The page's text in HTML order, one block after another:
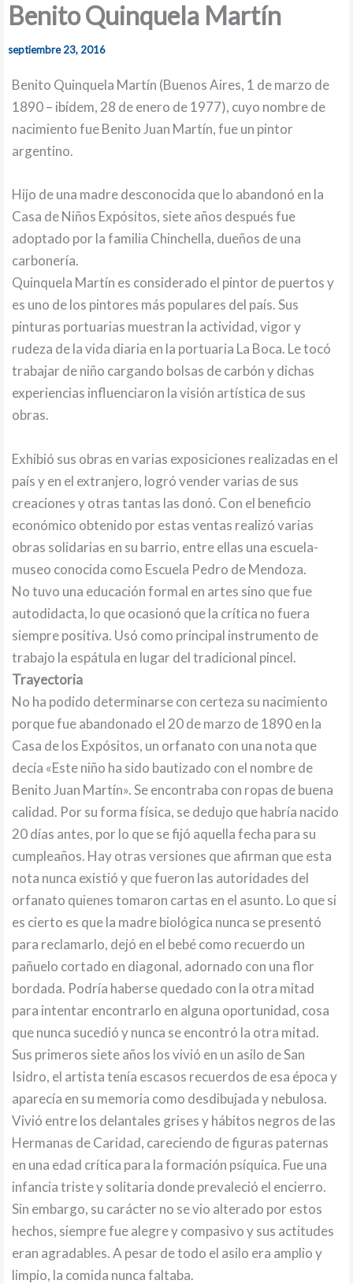
Benito Quinquela Martín
septiembre 23, 2016
Benito Quinquela Martín (Buenos Aires, 1 de marzo de
1890 – ibídem, 28 de enero de 1977), cuyo nombre de
nacimiento fue Benito Juan Martín, fue un pintor
argentino.
Hijo de una madre desconocida que lo abandonó en la
Casa de Niños Expósitos, siete años después fue
adoptado por la familia Chinchella, dueños de una
carbonería.
Quinquela Martín es considerado el pintor de puertos y
es uno de los pintores más populares del país. Sus
pinturas portuarias muestran la actividad, vigor y
rudeza de la vida diaria en la portuaria La Boca. Le tocó
trabajar de niño cargando bolsas de carbón y dichas
experiencias influenciaron la visión artística de sus
obras.
Exhibió sus obras en varias exposiciones realizadas en el
país y en el extranjero, logró vender varias de sus
creaciones y otras tantas las donó. Con el beneficio
económico obtenido por estas ventas realizó varias
obras solidarias en su barrio, entre ellas una escuela-
museo conocida como Escuela Pedro de Mendoza.
No tuvo una educación formal en artes sino que fue
autodidacta, lo que ocasionó que la crítica no fuera
siempre positiva. Usó como principal instrumento de
trabajo la espátula en lugar del tradicional pincel.
Trayectoria
No ha podido determinarse con certeza su nacimiento
porque fue abandonado el 20 de marzo de 1890 en la
Casa de los Expósitos, un orfanato con una nota que
decía «Este niño ha sido bautizado con el nombre de
Benito Juan Martín». Se encontraba con ropas de buena
calidad. Por su forma física, se dedujo que habría nacido
20 días antes, por lo que se fijó aquella fecha para su
cumpleaños. Hay otras versiones que afirman que esta
nota nunca existió y que fueron las autoridades del
orfanato quienes tomaron cartas en el asunto. Lo que si
es cierto es que la madre biológica nunca se presentó
para reclamarlo, dejó en el bebé como recuerdo un
pañuelo cortado en diagonal, adornado con una flor
bordada. Podría haberse quedado con la otra mitad
para intentar encontrarlo en alguna oportunidad, cosa
que nunca sucedió y nunca se encontró la otra mitad.
Sus primeros siete años los vivió en un asilo de San
Isidro, el artista tenía escasos recuerdos de esa época y
aparecía en su memoria como desdibujada y nebulosa.
Vivió entre los delantales grises y hábitos negros de las
Hermanas de Caridad, careciendo de figuras paternas
en una edad crítica para la formación psíquica. Fue una
infancia triste y solitaria donde prevaleció el encierro.
Sin embargo, su carácter no se vio alterado por estos
hechos, siempre fue alegre y compasivo y sus actitudes
eran agradables. A pesar de todo el asilo era amplio y
limpio, la comida nunca faltaba.